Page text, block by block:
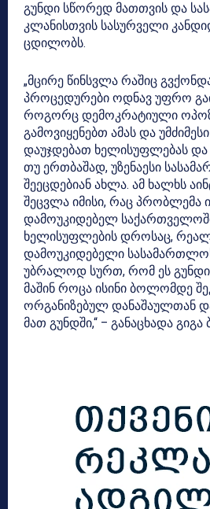
გუნდი სწორედ მათთვის და
კლანისთვის სასურველი
ცდილობს.
„მცირე წინსვლა რაშიც
პროცედურები ოდნავ უფრო
როგორც დემოკრატიული
გამოვიყენებთ ამას და
დაუჯდებათ ხელისუფლებას და
თუ ერთბაშად, უზენაესი
შეეცდებიან ახლა. ამ ხალხს
შეცვლა იმისი, რაც პრობლემა
დამოუკიდებელ
ხელისუფლების დროსაც,
დამოუკიდებელი
უბრალოდ სურთ, რომ ეს გუნდი
მაშინ როცა ისინი ბოლომდე
ორგანიზებულ დანაშაულთან
მათ გუნდში,“ – განაცხადა გიგა